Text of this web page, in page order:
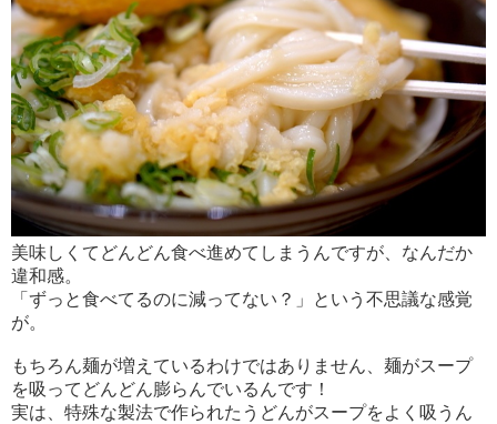
美味しくてどんどん食べ進めてしまうんですが、なんだか
違和感。
「ずっと食べてるのに減ってない？」という不思議な感覚
が。
もちろん麺が増えているわけではありません、麺がスープ
を吸ってどんどん膨らんでいるんです！
実は、特殊な製法で作られたうどんがスープをよく吸うん